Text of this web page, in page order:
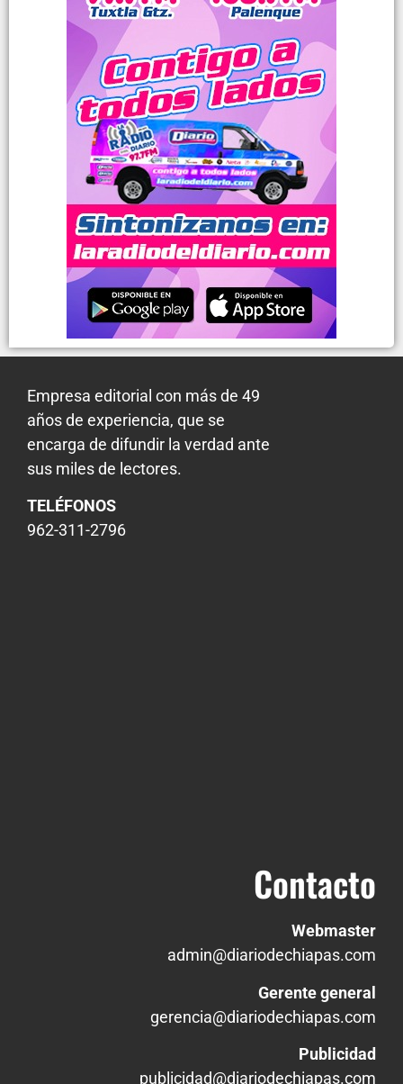
Empresa editorial con más de 49
años de experiencia, que se
encarga de difundir la verdad ante
sus miles de lectores.
TELÉFONOS
962-311-2796
Contacto
Webmaster
admin@diariodechiapas.com
Gerente general
gerencia@diariodechiapas.com
Publicidad
publicidad@diariodechiapas.com